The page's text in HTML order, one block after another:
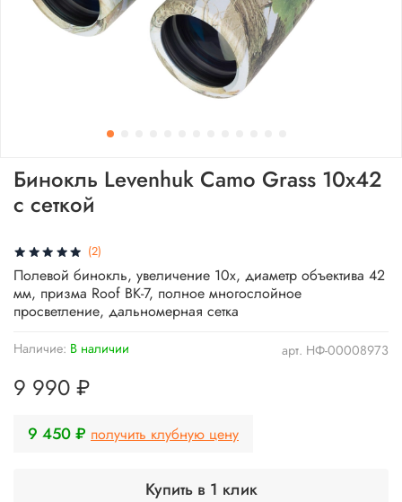
(2)
арт. НФ-00008973
Наличие: В наличии
Бинокль Levenhuk Camo Grass 10x42
с сеткой
9 990 ₽
9 450 ₽ получить клубную цену
Купить в 1 клик
Полевой бинокль, увеличение 10x, диаметр объектива 42
мм, призма Roof BK-7, полное многослойное
просветление, дальномерная сетка